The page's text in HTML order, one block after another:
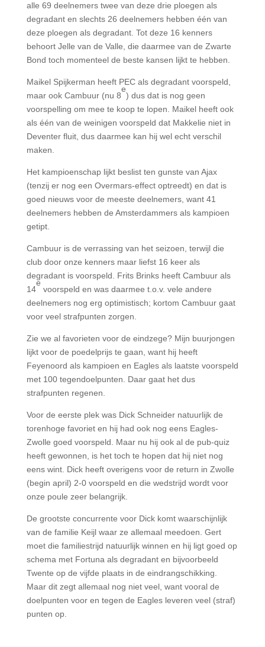
alle 69 deelnemers twee van deze drie ploegen als
degradant en slechts 26 deelnemers hebben één van
deze ploegen als degradant. Tot deze 16 kenners
behoort Jelle van de Valle, die daarmee van de Zwarte
Bond toch momenteel de beste kansen lijkt te hebben.
Maikel Spijkerman heeft PEC als degradant voorspeld,
maar ook Cambuur (nu 8
e
) dus dat is nog geen
voorspelling om mee te koop te lopen. Maikel heeft ook
als één van de weinigen voorspeld dat Makkelie niet in
Deventer fluit, dus daarmee kan hij wel echt verschil
maken.
Het kampioenschap lijkt beslist ten gunste van Ajax
(tenzij er nog een Overmars-effect optreedt) en dat is
goed nieuws voor de meeste deelnemers, want 41
deelnemers hebben de Amsterdammers als kampioen
getipt.
Cambuur is de verrassing van het seizoen, terwijl die
club door onze kenners maar liefst 16 keer als
degradant is voorspeld. Frits Brinks heeft Cambuur als
14
e
voorspeld en was daarmee t.o.v. vele andere
deelnemers nog erg optimistisch; kortom Cambuur gaat
voor veel strafpunten zorgen.
Zie we al favorieten voor de eindzege? Mijn buurjongen
lijkt voor de poedelprijs te gaan, want hij heeft
Feyenoord als kampioen en Eagles als laatste voorspeld
met 100 tegendoelpunten. Daar gaat het dus
strafpunten regenen.
Voor de eerste plek was Dick Schneider natuurlijk de
torenhoge favoriet en hij had ook nog eens Eagles-
Zwolle goed voorspeld. Maar nu hij ook al de pub-quiz
heeft gewonnen, is het toch te hopen dat hij niet nog
eens wint. Dick heeft overigens voor de return in Zwolle
(begin april) 2-0 voorspeld en die wedstrijd wordt voor
onze poule zeer belangrijk.
De grootste concurrente voor Dick komt waarschijnlijk
van de familie Keijl waar ze allemaal meedoen. Gert
moet die familiestrijd natuurlijk winnen en hij ligt goed op
schema met Fortuna als degradant en bijvoorbeeld
Twente op de vijfde plaats in de eindrangschikking.
Maar dit zegt allemaal nog niet veel, want vooral de
doelpunten voor en tegen de Eagles leveren veel (straf)
punten op.